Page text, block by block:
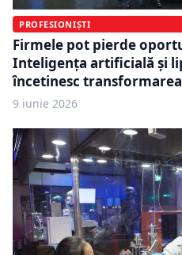
PROFESIONIȘTI
Firmele pot pierde
Inteligența artificială și
încetinesc transformarea
9 iunie 2026